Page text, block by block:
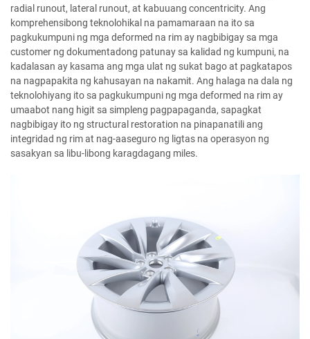
radial runout, lateral runout, at kabuuang concentricity. Ang
komprehensibong teknolohikal na pamamaraan na ito sa
pagkukumpuni ng mga deformed na rim ay nagbibigay sa mga
customer ng dokumentadong patunay sa kalidad ng kumpuni, na
kadalasan ay kasama ang mga ulat ng sukat bago at pagkatapos
na nagpapakita ng kahusayan na nakamit. Ang halaga na dala ng
teknolohiyang ito sa pagkukumpuni ng mga deformed na rim ay
umaabot nang higit sa simpleng pagpapaganda, sapagkat
nagbibigay ito ng structural restoration na pinapanatili ang
integridad ng rim at nag-aaseguro ng ligtas na operasyon ng
sasakyan sa libu-libong karagdagang miles.